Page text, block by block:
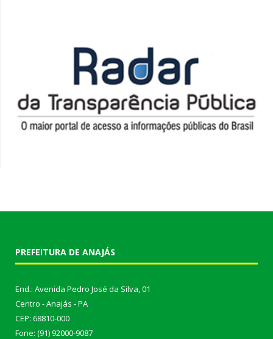
PREFEITURA DE ANAJÁS
End.: Avenida Pedro José da Silva, 01
Centro - Anajás - PA
CEP: 68810-000
Fone: (91) 92000-9087